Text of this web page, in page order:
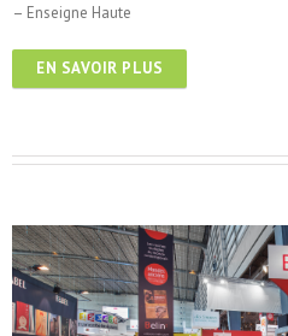
– Enseigne Haute
EN SAVOIR PLUS